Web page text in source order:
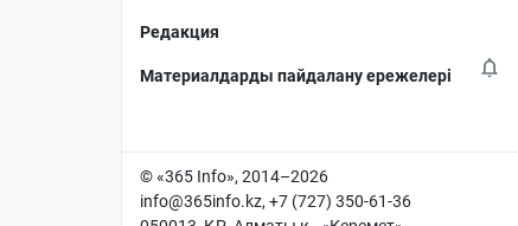
Редакция
Материалдарды пайдалану ережелері
© «365 Info», 2014–2026
info@365info.kz, +7 (727) 350-61-36